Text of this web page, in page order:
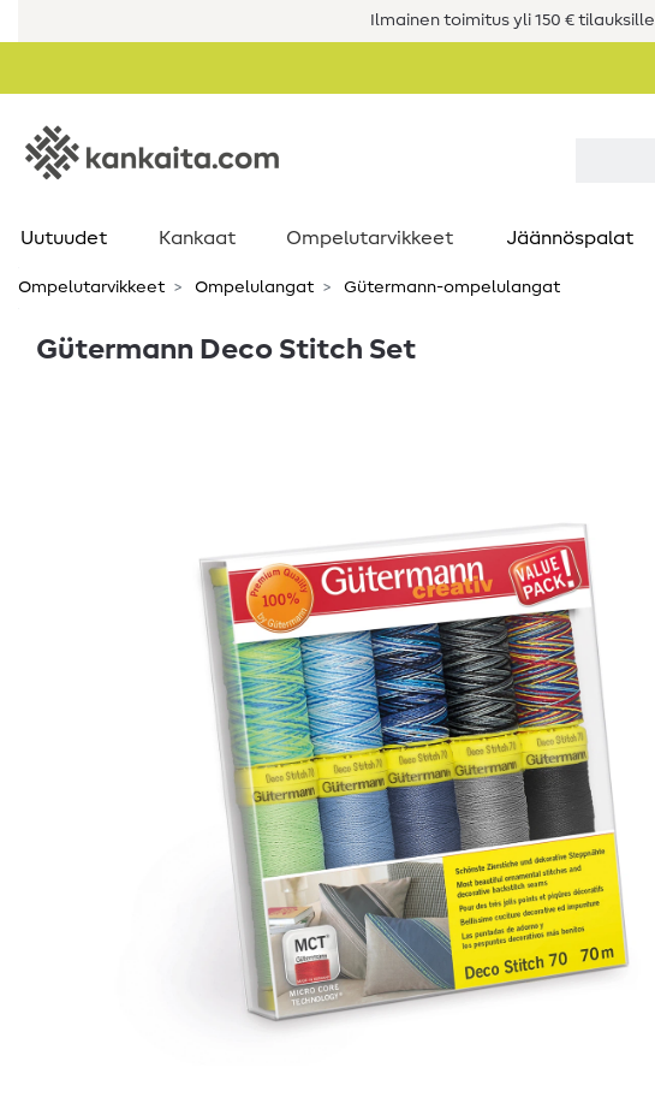
Ilmainen toimitus yli 150 € tilauksille
Uutuudet Kankaat Ompelutarvikkeet Jäännöspalat
Ompelutarvikkeet Ompelulangat Gütermann-ompelulangat
Gütermann Deco Stitch Set